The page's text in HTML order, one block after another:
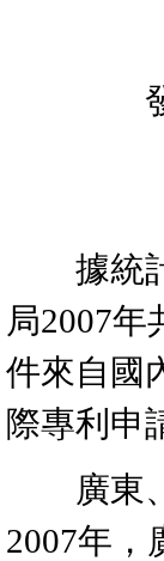
據統計
局2007年
件來自國
際專利申
廣東、
2007年，